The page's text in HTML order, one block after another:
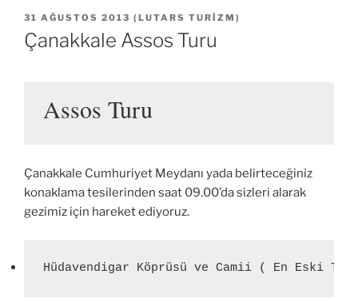
YAYIM
TARIHI
31 AĞUSTOS 2013 ( LUTARS TURIZM )
Çanakkale Assos Turu
Assos Turu
Çanakkale Cumhuriyet Meydanı yada belirteceğiniz
konaklama tesilerinden saat 09.00’da sizleri alarak
gezimiz için hareket ediyoruz.
Hüdavendigar Köprüsü ve Camii ( En Eski